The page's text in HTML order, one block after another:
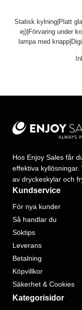
Statisk kylning|Platt
ej)|Förvaring under
lampa med
Hos Enjoy Sales får
effektiva
av dryckeskylar och
Kundservice
För nya kunder
Så handlar du
Söktips
Leverans
Betalning
Köpvillkor
Säkerhet & Cookies
Kategorisidor